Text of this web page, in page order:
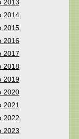
2013
2014
2015
2016
2017
2018
2019
2020
2021
2022
2023